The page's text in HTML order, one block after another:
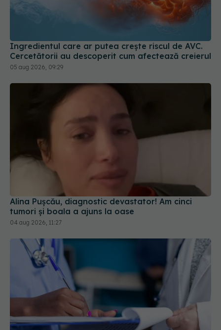
Ingredientul care ar putea crește riscul de AVC.
Cercetătorii au descoperit cum afectează creierul
Alina Pușcău, diagnostic devastator! Am cinci
tumori și boala a ajuns la oase
Ești asigurat la sănătate? Drepturile pe care le ai
prin CNAS și serviciile medicale pe care le poți